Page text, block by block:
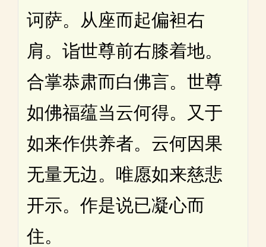
诃萨。从座而起偏袒右
肩。诣世尊前右膝着地。
合掌恭肃而白佛言。世尊
如佛福蕴当云何得。又于
如来作供养者。云何因果
无量无边。唯愿如来慈悲
开示。作是说已凝心而
住。